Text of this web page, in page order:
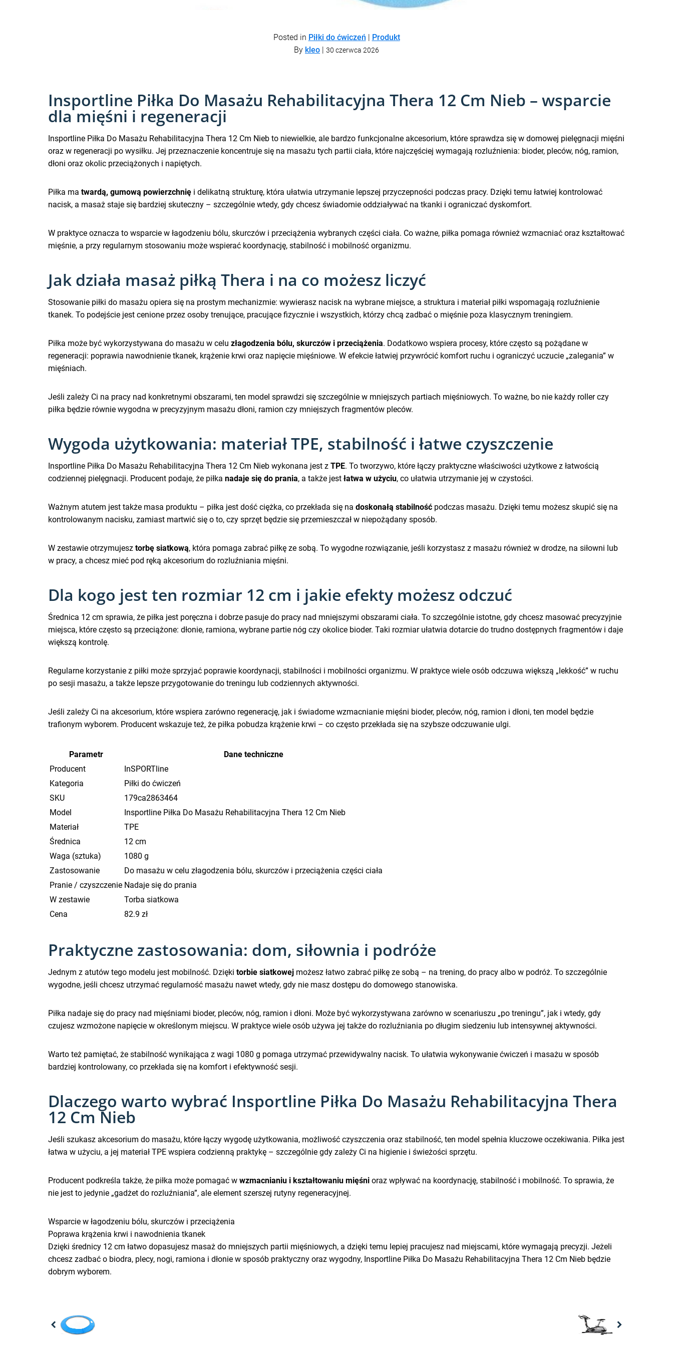
Posted in Piłki do ćwiczeń | Produkt
By kleo | 30 czerwca 2026
Insportline Piłka Do Masażu Rehabilitacyjna Thera 12 Cm Nieb – wsparcie
dla mięśni i regeneracji
Insportline Piłka Do Masażu Rehabilitacyjna Thera 12 Cm Nieb to niewielkie, ale bardzo funkcjonalne akcesorium, które sprawdza się w domowej pielęgnacji mięśni
oraz w regeneracji po wysiłku. Jej przeznaczenie koncentruje się na masażu tych partii ciała, które najczęściej wymagają rozluźnienia: bioder, pleców, nóg, ramion,
dłoni oraz okolic przeciążonych i napiętych.
Piłka ma twardą, gumową powierzchnię i delikatną strukturę, która ułatwia utrzymanie lepszej przyczepności podczas pracy. Dzięki temu łatwiej kontrolować
nacisk, a masaż staje się bardziej skuteczny – szczególnie wtedy, gdy chcesz świadomie oddziaływać na tkanki i ograniczać dyskomfort.
W praktyce oznacza to wsparcie w łagodzeniu bólu, skurczów i przeciążenia wybranych części ciała. Co ważne, piłka pomaga również wzmacniać oraz kształtować
mięśnie, a przy regularnym stosowaniu może wspierać koordynację, stabilność i mobilność organizmu.
Jak działa masaż piłką Thera i na co możesz liczyć
Stosowanie piłki do masażu opiera się na prostym mechanizmie: wywierasz nacisk na wybrane miejsce, a struktura i materiał piłki wspomagają rozluźnienie
tkanek. To podejście jest cenione przez osoby trenujące, pracujące fizycznie i wszystkich, którzy chcą zadbać o mięśnie poza klasycznym treningiem.
Piłka może być wykorzystywana do masażu w celu złagodzenia bólu, skurczów i przeciążenia. Dodatkowo wspiera procesy, które często są pożądane w
regeneracji: poprawia nawodnienie tkanek, krążenie krwi oraz napięcie mięśniowe. W efekcie łatwiej przywrócić komfort ruchu i ograniczyć uczucie „zalegania” w
mięśniach.
Jeśli zależy Ci na pracy nad konkretnymi obszarami, ten model sprawdzi się szczególnie w mniejszych partiach mięśniowych. To ważne, bo nie każdy roller czy
piłka będzie równie wygodna w precyzyjnym masażu dłoni, ramion czy mniejszych fragmentów pleców.
Wygoda użytkowania: materiał TPE, stabilność i łatwe czyszczenie
Insportline Piłka Do Masażu Rehabilitacyjna Thera 12 Cm Nieb wykonana jest z TPE. To tworzywo, które łączy praktyczne właściwości użytkowe z łatwością
codziennej pielęgnacji. Producent podaje, że piłka nadaje się do prania, a także jest łatwa w użyciu, co ułatwia utrzymanie jej w czystości.
Ważnym atutem jest także masa produktu – piłka jest dość ciężka, co przekłada się na doskonałą stabilność podczas masażu. Dzięki temu możesz skupić się na
kontrolowanym nacisku, zamiast martwić się o to, czy sprzęt będzie się przemieszczał w niepożądany sposób.
W zestawie otrzymujesz torbę siatkową, która pomaga zabrać piłkę ze sobą. To wygodne rozwiązanie, jeśli korzystasz z masażu również w drodze, na siłowni lub
w pracy, a chcesz mieć pod ręką akcesorium do rozluźniania mięśni.
Dla kogo jest ten rozmiar 12 cm i jakie efekty możesz odczuć
Średnica 12 cm sprawia, że piłka jest poręczna i dobrze pasuje do pracy nad mniejszymi obszarami ciała. To szczególnie istotne, gdy chcesz masować precyzyjnie
miejsca, które często są przeciążone: dłonie, ramiona, wybrane partie nóg czy okolice bioder. Taki rozmiar ułatwia dotarcie do trudno dostępnych fragmentów i daje
większą kontrolę.
Regularne korzystanie z piłki może sprzyjać poprawie koordynacji, stabilności i mobilności organizmu. W praktyce wiele osób odczuwa większą „lekkość” w ruchu
po sesji masażu, a także lepsze przygotowanie do treningu lub codziennych aktywności.
Jeśli zależy Ci na akcesorium, które wspiera zarówno regenerację, jak i świadome wzmacnianie mięśni bioder, pleców, nóg, ramion i dłoni, ten model będzie
trafionym wyborem. Producent wskazuje też, że piłka pobudza krążenie krwi – co często przekłada się na szybsze odczuwanie ulgi.
Parametr
Dane techniczne
Producent
InSPORTline
Kategoria
Piłki do ćwiczeń
SKU
179ca2863464
Model
Insportline Piłka Do Masażu Rehabilitacyjna Thera 12 Cm Nieb
Materiał
TPE
Średnica
12 cm
Waga (sztuka)
1080 g
Zastosowanie
Do masażu w celu złagodzenia bólu, skurczów i przeciążenia części ciała
Pranie / czyszczenie Nadaje się do prania
W zestawie
Torba siatkowa
Cena
82.9 zł
Praktyczne zastosowania: dom, siłownia i podróże
Jednym z atutów tego modelu jest mobilność. Dzięki torbie siatkowej możesz łatwo zabrać piłkę ze sobą – na trening, do pracy albo w podróż. To szczególnie
wygodne, jeśli chcesz utrzymać regularność masażu nawet wtedy, gdy nie masz dostępu do domowego stanowiska.
Piłka nadaje się do pracy nad mięśniami bioder, pleców, nóg, ramion i dłoni. Może być wykorzystywana zarówno w scenariuszu „po treningu”, jak i wtedy, gdy
czujesz wzmożone napięcie w określonym miejscu. W praktyce wiele osób używa jej także do rozluźniania po długim siedzeniu lub intensywnej aktywności.
Warto też pamiętać, że stabilność wynikająca z wagi 1080 g pomaga utrzymać przewidywalny nacisk. To ułatwia wykonywanie ćwiczeń i masażu w sposób
bardziej kontrolowany, co przekłada się na komfort i efektywność sesji.
Dlaczego warto wybrać Insportline Piłka Do Masażu Rehabilitacyjna Thera
12 Cm Nieb
Jeśli szukasz akcesorium do masażu, które łączy wygodę użytkowania, możliwość czyszczenia oraz stabilność, ten model spełnia kluczowe oczekiwania. Piłka jest
łatwa w użyciu, a jej materiał TPE wspiera codzienną praktykę – szczególnie gdy zależy Ci na higienie i świeżości sprzętu.
Producent podkreśla także, że piłka może pomagać w wzmacnianiu i kształtowaniu mięśni oraz wpływać na koordynację, stabilność i mobilność. To sprawia, że
nie jest to jedynie „gadżet do rozluźniania”, ale element szerszej rutyny regeneracyjnej.
Wsparcie w łagodzeniu bólu, skurczów i przeciążenia
Poprawa krążenia krwi i nawodnienia tkanek
Dzięki średnicy 12 cm łatwo dopasujesz masaż do mniejszych partii mięśniowych, a dzięki temu lepiej pracujesz nad miejscami, które wymagają precyzji. Jeżeli
chcesz zadbać o biodra, plecy, nogi, ramiona i dłonie w sposób praktyczny oraz wygodny, Insportline Piłka Do Masażu Rehabilitacyjna Thera 12 Cm Nieb będzie
dobrym wyborem.